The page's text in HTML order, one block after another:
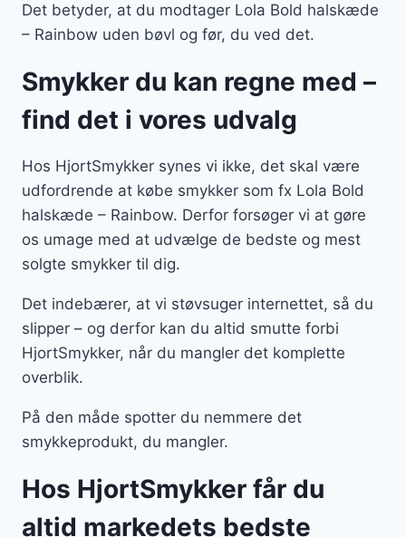
Det betyder, at du modtager Lola Bold halskæde
– Rainbow uden bøvl og før, du ved det.
Smykker du kan regne med –
find det i vores udvalg
Hos HjortSmykker synes vi ikke, det skal være
udfordrende at købe smykker som fx Lola Bold
halskæde – Rainbow. Derfor forsøger vi at gøre
os umage med at udvælge de bedste og mest
solgte smykker til dig.
Det indebærer, at vi støvsuger internettet, så du
slipper – og derfor kan du altid smutte forbi
HjortSmykker, når du mangler det komplette
overblik.
På den måde spotter du nemmere det
smykkeprodukt, du mangler.
Hos HjortSmykker får du
altid markedets bedste